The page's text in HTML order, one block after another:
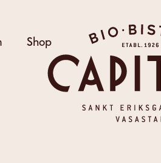
Shop
Bio Capitol